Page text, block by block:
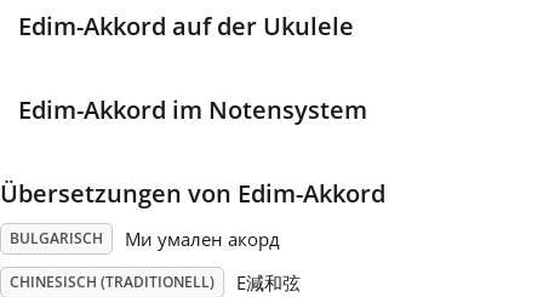
Português
Edim-Akkord auf der Ukulele
Edim-Akkord im Notensystem
Übersetzungen von Edim-Akkord
BULGARISCH Ми умален акорд
CHINESISCH (TRADITIONELL) E減和弦